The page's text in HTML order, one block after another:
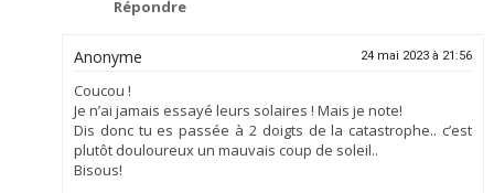
Répondre
Anonyme 24 mai 2023 à 21:56
Coucou !
Je n’ai jamais essayé leurs solaires ! Mais je note!
Dis donc tu es passée à 2 doigts de la catastrophe.. c’est
plutôt douloureux un mauvais coup de soleil..
Bisous!